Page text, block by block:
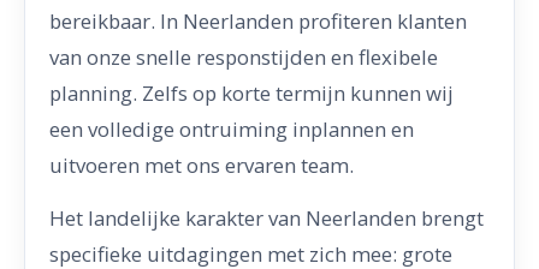
bereikbaar. In Neerlanden profiteren klanten
van onze snelle responstijden en flexibele
planning. Zelfs op korte termijn kunnen wij
een volledige ontruiming inplannen en
uitvoeren met ons ervaren team.
Het landelijke karakter van Neerlanden brengt
specifieke uitdagingen met zich mee: grote